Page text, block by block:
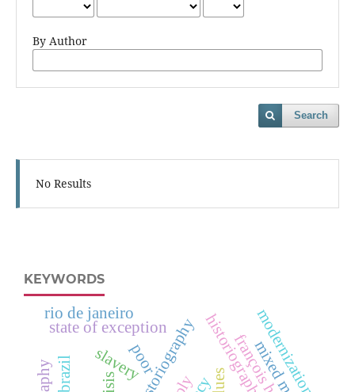
By Author
Search
No Results
KEYWORDS
poor
slavery
state of exception modernization
rio de janeiro